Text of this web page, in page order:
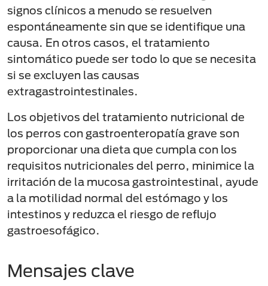
signos clínicos a menudo se resuelven
espontáneamente sin que se identifique una
causa. En otros casos, el tratamiento
sintomático puede ser todo lo que se necesita
si se excluyen las causas
extragastrointestinales.
Los objetivos del tratamiento nutricional de
los perros con gastroenteropatía grave son
proporcionar una dieta que cumpla con los
requisitos nutricionales del perro, minimice la
irritación de la mucosa gastrointestinal, ayude
a la motilidad normal del estómago y los
intestinos y reduzca el riesgo de reflujo
gastroesofágico.
Mensajes clave